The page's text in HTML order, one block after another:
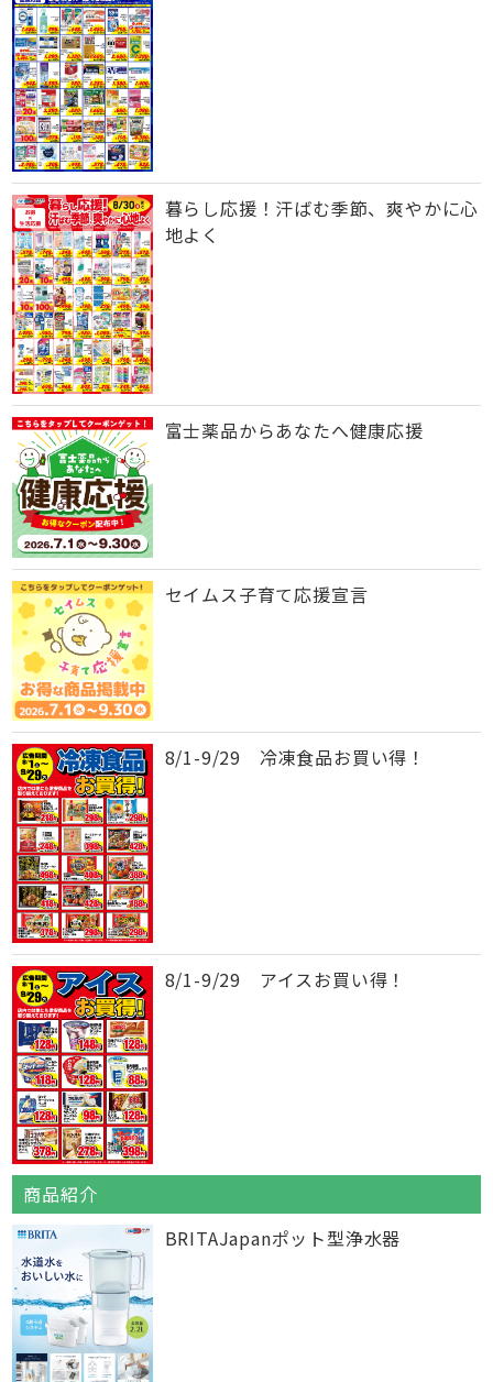
暮らし応援！汗ばむ季節、爽やかに心
地よく
富士薬品からあなたへ健康応援
セイムス子育て応援宣言
8/1-9/29 冷凍食品お買い得！
8/1-9/29 アイスお買い得！
商品紹介
BRITAJapanポット型浄水器